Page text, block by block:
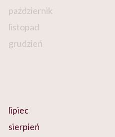
październik
listopad
grudzień
lipiec
sierpień